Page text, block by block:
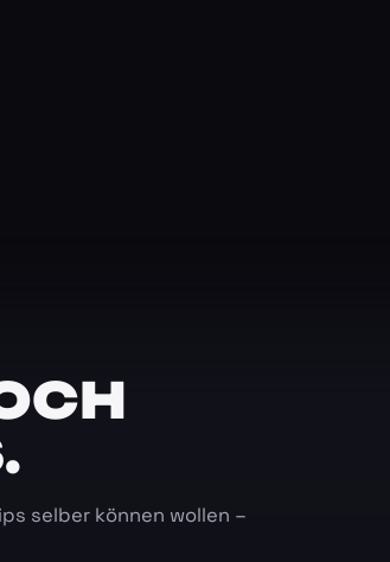
selber können wollen –